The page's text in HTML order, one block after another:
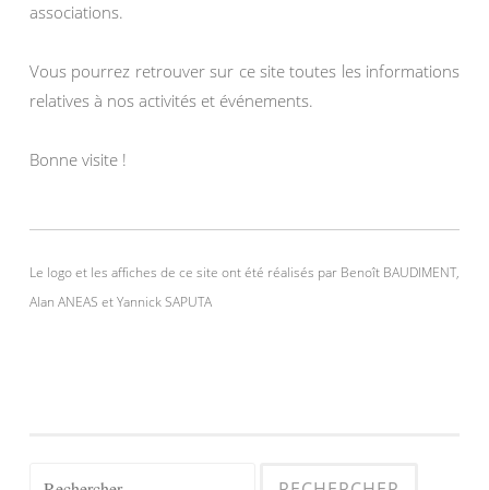
associations.
Vous pourrez retrouver sur ce site toutes les informations
relatives à nos activités et événements.
Bonne visite !
Le logo et les affiches de ce site ont été réalisés par Benoît BAUDIMENT,
Alan ANEAS et Yannick SAPUTA
Rechercher :